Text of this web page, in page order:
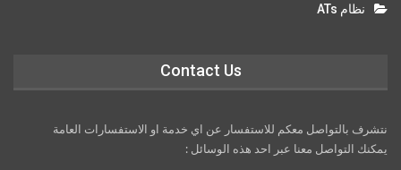
نظام ATs
Contact Us
نتشرف بالتواصل معكم للاستفسار عن اي خدمة او الاستفسارات العامة
يمكنك التواصل معنا عبر احد هذه الوسائل :